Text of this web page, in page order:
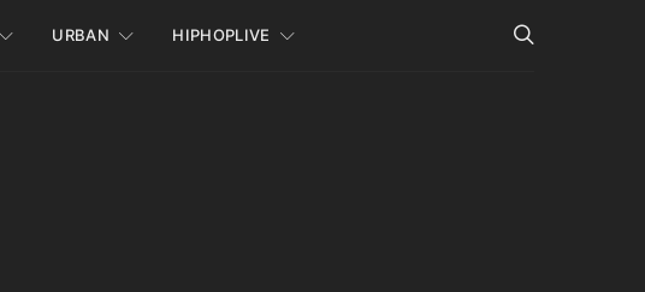
URBAN HIPHOPLIVE